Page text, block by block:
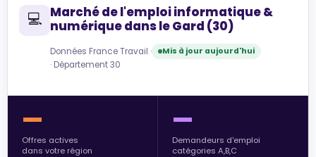
💻 Marché de l'emploi informatique &
numérique dans le Gard (30)
Données France Travail · Mis à jour aujourd'hui
· Département 30
—
Offres actives
dans votre région
—
Demandeurs d'emploi
catégories A,B,C